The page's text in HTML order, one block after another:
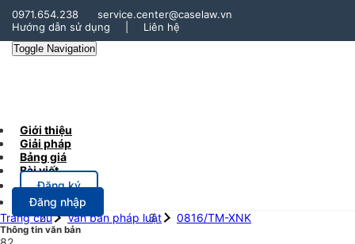
0971.654.238
service.center@caselaw.vn
Hướng dẫn sử dụng
Liên hệ
Toggle Navigation
Giới thiệu
Giải pháp
Bảng giá
Bài viết
Đăng ký
Đăng nhập
Trang chủ
Văn bản pháp luật 0816/TM-XNK
Thông tin văn bản